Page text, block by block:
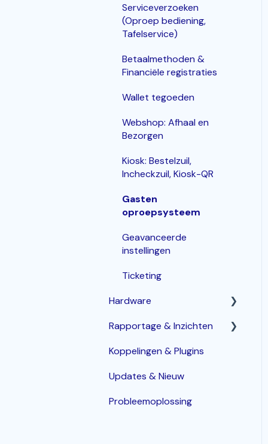
Serviceverzoeken
(Oproep bediening,
Tafelservice)
Betaalmethoden &
Financiële registraties
Wallet tegoeden
Webshop: Afhaal en
Bezorgen
Kiosk: Bestelzuil,
Incheckzuil, Kiosk-QR
Gasten
oproepsysteem
Geavanceerde
instellingen
Ticketing
Hardware
Router
POS terminals
Bonprinters
Kassalade
Rapportage & Inzichten
Geavanceerde opties
Koppelingen & Plugins
Updates & Nieuw
Probleemoplossing